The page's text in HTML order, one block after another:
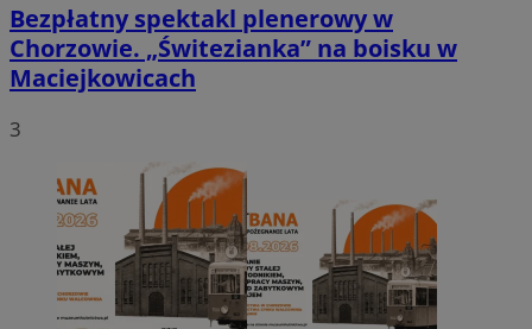
Bezpłatny spektakl plenerowy w
Chorzowie. „Świtezianka” na boisku w
Maciejkowicach
3